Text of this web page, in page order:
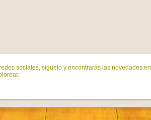
sociales, síguelo y encontrarás las novedades en